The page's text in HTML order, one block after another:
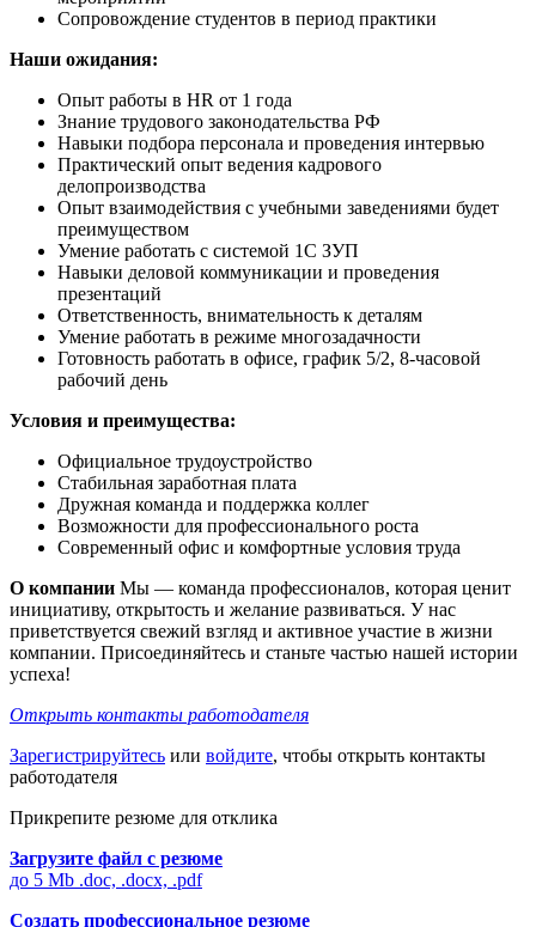
Сопровождение студентов в период практики
Наши ожидания:
Опыт работы в HR от 1 года
Знание трудового законодательства РФ
Навыки подбора персонала и проведения интервью
Практический опыт ведения кадрового
делопроизводства
Опыт взаимодействия с учебными заведениями будет
преимуществом
Умение работать с системой 1С ЗУП
Навыки деловой коммуникации и проведения
презентаций
Ответственность, внимательность к деталям
Умение работать в режиме многозадачности
Готовность работать в офисе, график 5/2, 8-часовой
рабочий день
Условия и преимущества:
Официальное трудоустройство
Стабильная заработная плата
Дружная команда и поддержка коллег
Возможности для профессионального роста
Современный офис и комфортные условия труда
О компании Мы — команда профессионалов, которая ценит
инициативу, открытость и желание развиваться. У нас
приветствуется свежий взгляд и активное участие в жизни
компании. Присоединяйтесь и станьте частью нашей истории
успеха!
Открыть контакты работодателя
Зарегистрируйтесь или войдите, чтобы открыть контакты
работодателя
Прикрепите резюме для отклика
Загрузите файл с резюме
до 5 Mb .doc, .docx, .pdf
Создать профессиональное резюме